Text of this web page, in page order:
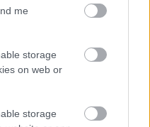
me
storage
on web or
storage
-
és mindkettőt